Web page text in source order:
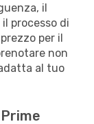
il
processo di
per il
non
al tuo